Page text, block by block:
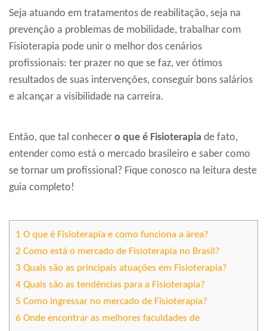
Seja atuando em tratamentos de reabilitação, seja na
prevenção a problemas de mobilidade, trabalhar com
Fisioterapia pode unir o melhor dos cenários
profissionais: ter prazer no que se faz, ver ótimos
resultados de suas intervenções, conseguir bons salários
e alcançar a visibilidade na carreira.
Então, que tal conhecer o que é Fisioterapia de fato,
entender como está o mercado brasileiro e saber como
se tornar um profissional? Fique conosco na leitura deste
guia completo!
1 O que é Fisioterapia e como funciona a área?
2 Como está o mercado de Fisioterapia no Brasil?
3 Quais são as principais atuações em Fisioterapia?
4 Quais são as tendências para a Fisioterapia?
5 Como ingressar no mercado de Fisioterapia?
6 Onde encontrar as melhores faculdades de